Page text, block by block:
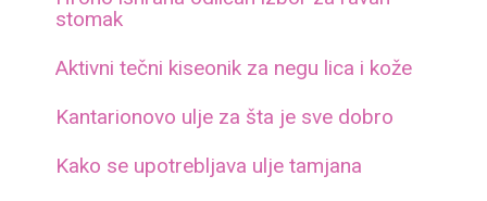
stomak
Aktivni tečni kiseonik za negu lica i kože
Kantarionovo ulje za šta je sve dobro
Kako se upotrebljava ulje tamjana